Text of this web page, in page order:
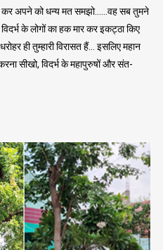
कर अपने को धन्य मत समझो……वह सब तुमने
के लोगों का हक मार कर इकट्ठा किए
ही तुम्हारी विरासत हैं… इसलिए महान
सीखो, विदर्भ के महापुरुषों और संत-